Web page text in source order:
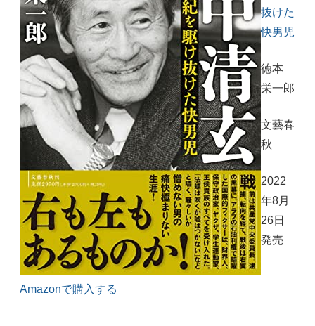
抜けた
快男児
徳本
栄一郎
文藝春
秋
2022
年8月
26日
発売
Amazonで購入する